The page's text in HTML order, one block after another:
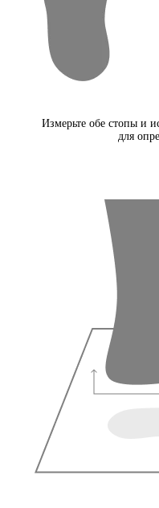
Измерьте обе стопы и
для